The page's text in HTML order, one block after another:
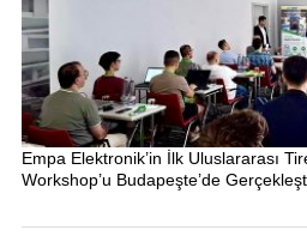
Empa Elektronik’in İlk Uluslararası
Workshop’u Budapeşte’de